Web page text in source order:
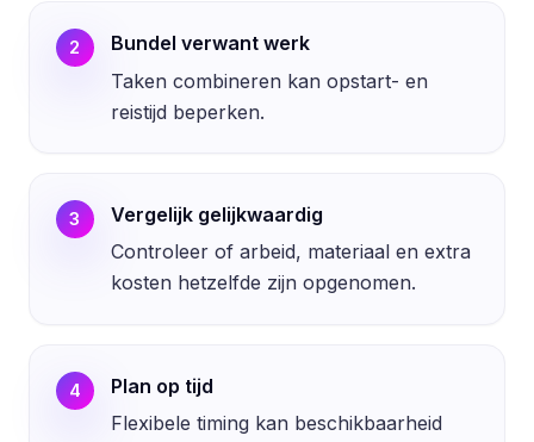
2
Bundel verwant werk
Taken combineren kan opstart- en
reistijd beperken.
3
Vergelijk gelijkwaardig
Controleer of arbeid, materiaal en extra
kosten hetzelfde zijn opgenomen.
4
Plan op tijd
Flexibele timing kan beschikbaarheid